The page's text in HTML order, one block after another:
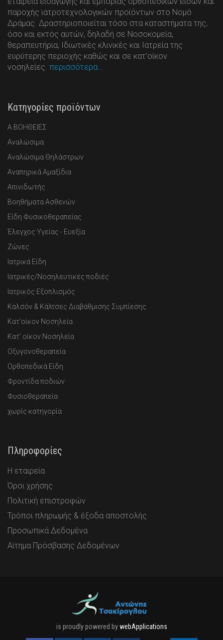
παροχής ιατροτεχνολογικών προϊόντων στο Νομό
Δράμας. Δραστηριοποιείται τόσο στα καταστήματα της,
όσο και εκτός αυτών, δηλαδή σε Νοσοκομεία,
θεραπευτήρια, Ιδιωτικές κλινικές και Ιατρεία της
ευρύτερης περιοχής καθώς και σε κατ’οίκον
νοσηλείες. περισσότερα…
Κατηγορίες προϊόντων
Α ΒΟΗΘΕΙΕΣ
Αναλώσιμα
Αναλώσιμα Θηλάστρων
Αναπηρικά Αμαξίδια
Απινιδωτής
Βοηθήματα Ασθενών
Είδη Φυσικοθεραπείας
Έλεγχος Υγείας - Ευεξία
Ζώνες
Ιατρικά Είδη
Ιατρικές/Νοσηλευτικές ποδιές
Ιατρικός Εξοπλισμός
Καλσόν & Κάλτσες Διαβάθμισης Συμπίεσης
Κατ'οίκον Νοσηλεία
Κατ’ οίκον Νοσηλεία
Οξυγονοθεραπεία
Ορθοπεδικά Είδη
Φροντίδα ποδιών
Φυσιοθεραπεία
χωρίς κατηγορία
Πληροφορίες
Η εταιρεία
Όροι χρήσης
Πολιτική επιστροφών
Τρόποι πληρωμής & έξοδα αποστολής
Προσωπικά Δεδομένα
Αίτημα Πρόσβασης Δεδομένων
is proudly powered bywebApplications